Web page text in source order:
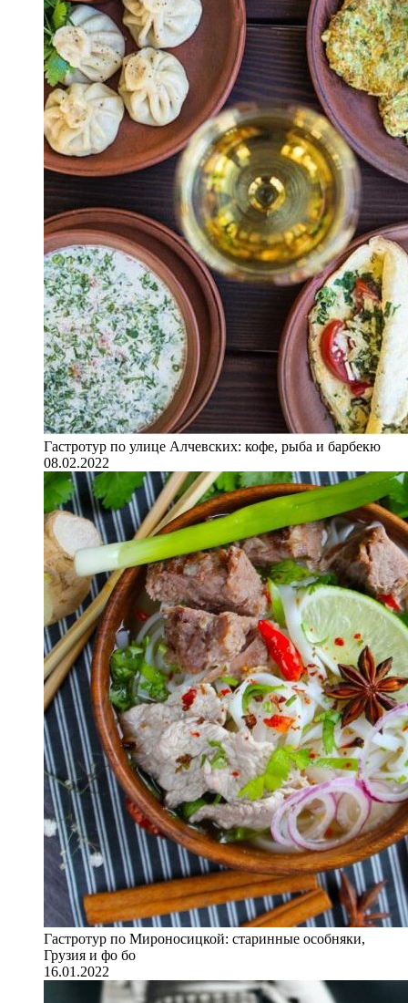
Гастротур по улице Алчевских: кофе, рыба и барбекю
08.02.2022
Гастротур по Мироносицкой: старинные особняки,
Грузия и фо бо
16.01.2022